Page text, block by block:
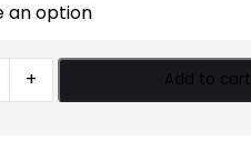
+ Add to cart